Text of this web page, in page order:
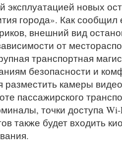
эксплуатацией новых
города». Как сообщил
внешний вид
от
транспортная
безопасности и
разместить камеры
пассажирского
точки доступа
также будет входить